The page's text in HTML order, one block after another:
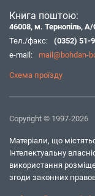
Книга поштою:
46008, м. Тернопіль,
Тел./факс:
(0352) 51-
e-mail:
mail@bohdan-
Схема проїзду
Copyright © 1997-2026
Матеріали, що
інтелектуальну
використання
згоди законних